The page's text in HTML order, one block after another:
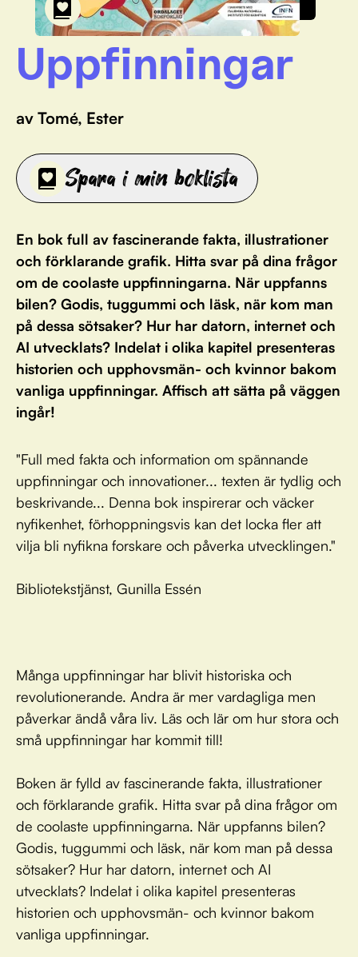
Uppfinningar
av Tomé, Ester
Spara i min boklista
En bok full av fascinerande fakta, illustrationer
och förklarande grafik. Hitta svar på dina frågor
om de coolaste uppfinningarna. När uppfanns
bilen? Godis, tuggummi och läsk, när kom man
på dessa sötsaker? Hur har datorn, internet och
AI utvecklats? Indelat i olika kapitel presenteras
historien och upphovsmän- och kvinnor bakom
vanliga uppfinningar. Affisch att sätta på väggen
ingår!
"Full med fakta och information om spännande
uppfinningar och innovationer... texten är tydlig och
beskrivande... Denna bok inspirerar och väcker
nyfikenhet, förhoppningsvis kan det locka fler att
vilja bli nyfikna forskare och påverka utvecklingen."
Bibliotekstjänst, Gunilla Essén
Många uppfinningar har blivit historiska och
revolutionerande. Andra är mer vardagliga men
påverkar ändå våra liv. Läs och lär om hur stora och
små uppfinningar har kommit till!
Boken är fylld av fascinerande fakta, illustrationer
och förklarande grafik. Hitta svar på dina frågor om
de coolaste uppfinningarna. När uppfanns bilen?
Godis, tuggummi och läsk, när kom man på dessa
sötsaker? Hur har datorn, internet och AI
utvecklats? Indelat i olika kapitel presenteras
historien och upphovsmän- och kvinnor bakom
vanliga uppfinningar.